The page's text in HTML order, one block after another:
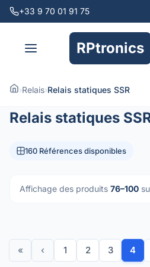
+33 9 70 01 91 75
RPtronics
›Relais›Relais statiques SSR
Relais statiques
160 Références disponibles
Affichage des produits 76–100
« ‹ 1 2 3 4